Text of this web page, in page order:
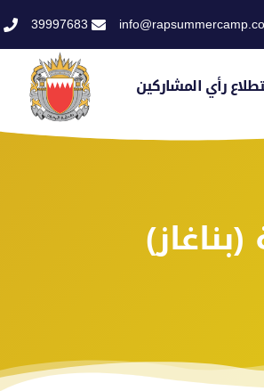
39997683
رأي المشاركين